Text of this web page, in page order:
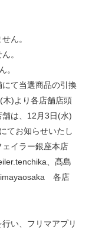
ん。
。
。
て当選商品の引換
)より各店舗店頭
は、12月3日(水)
てお知らせいたし
イラー銀座本店
、髙島
各店
い、フリマアプリ